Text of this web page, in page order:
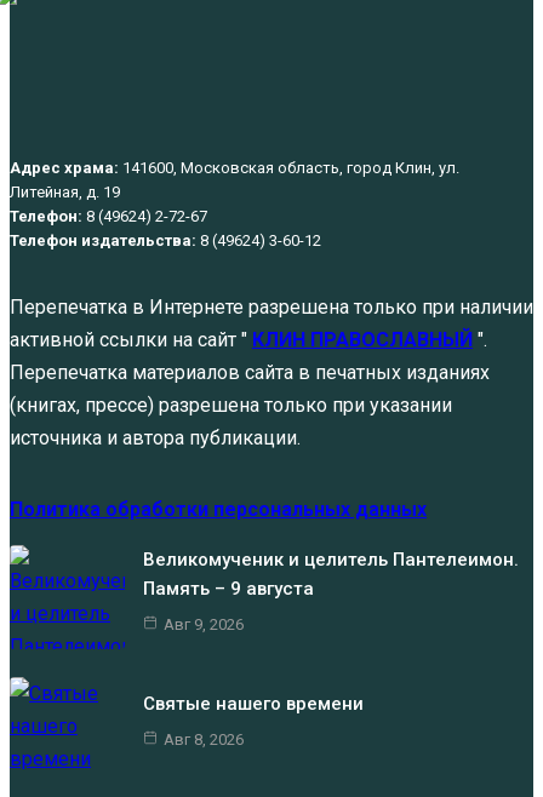
Адрес храма: 141600, Московская область, город Клин, ул.
Литейная, д. 19
Телефон: 8 (49624) 2-72-67
Телефон издательства: 8 (49624) 3-60-12
Перепечатка в Интернете разрешена только при наличии
активной ссылки на сайт " КЛИН ПРАВОСЛАВНЫЙ ".
Перепечатка материалов сайта в печатных изданиях
(книгах, прессе) разрешена только при указании
источника и автора публикации.
Политика обработки персональных данных
Великомученик и целитель Пантелеимон.
Память – 9 августа
Авг 9, 2026
Святые нашего времени
Авг 8, 2026